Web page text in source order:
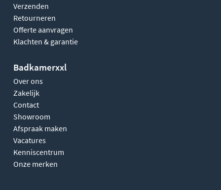
Verzenden
Retourneren
Offerte aanvragen
Klachten & garantie
Badkamerxxl
Over ons
Zakelijk
Contact
Showroom
Afspraak maken
Vacatures
Kenniscentrum
Onze merken